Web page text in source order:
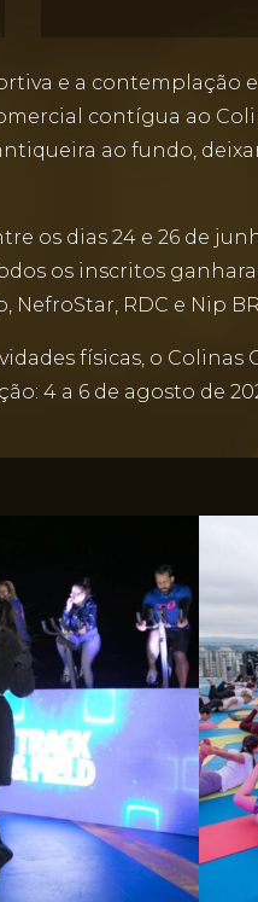
e a contemplação
contígua ao
ao fundo,
os dias 24 e 26 de
os inscritos
RDC e Nip BR.
físicas, o Colinas
4 a 6 de agosto de